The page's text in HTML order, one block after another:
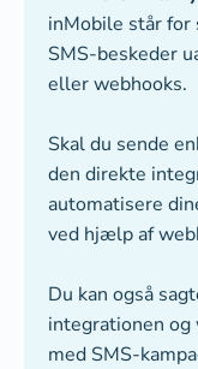
inMobile står for
SMS-beskeder
eller webhooks.
Skal du sende
den direkte
automatisere
ved hjælp af
Du kan også
integrationen og
med SMS-